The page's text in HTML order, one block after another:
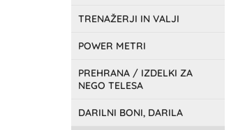
TRENAŽERJI IN VALJI
POWER METRI
PREHRANA / IZDELKI ZA
NEGO TELESA
DARILNI BONI, DARILA